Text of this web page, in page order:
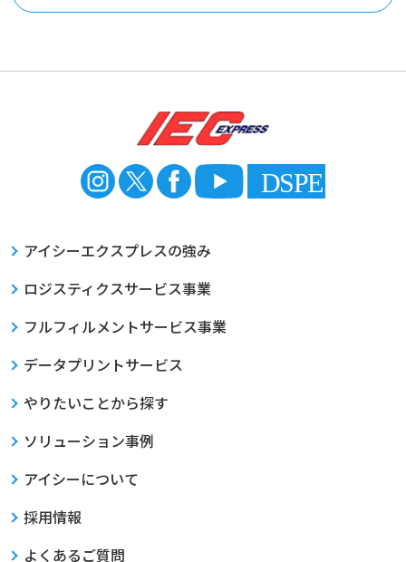
アイシーエクスプレスの強み
ロジスティクスサービス事業
フルフィルメントサービス事業
データプリントサービス
やりたいことから探す
ソリューション事例
アイシーについて
採用情報
よくあるご質問